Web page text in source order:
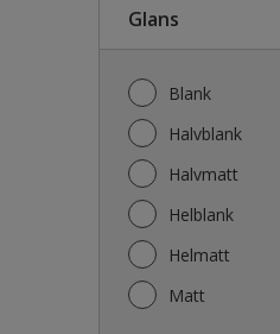
Glans
Blank
Halvblank
Halvmatt
Helblank
Helmatt
Matt